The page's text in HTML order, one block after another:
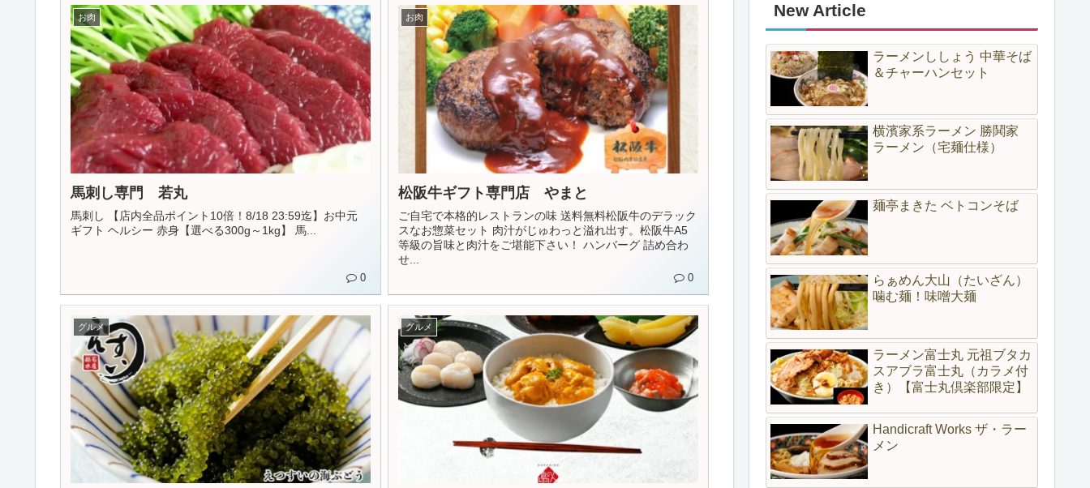
お肉
馬刺し専門 若丸
馬刺し 【店内全品ポイント10倍！8/18 23:59迄】お中元
ギフト ヘルシー 赤身【選べる300g～1kg】 馬...
0
お肉
松阪牛ギフト専門店 やまと
ご自宅で本格的レストランの味 送料無料松阪牛のデラック
スなお惣菜セット 肉汁がじゅわっと溢れ出す。松阪牛A5
等級の旨味と肉汁をご堪能下さい！ ハンバーグ 詰め合わ
せ...
0
グルメ グルメ
New Article
ラーメンししょう 中華そば
＆チャーハンセット
横濱家系ラーメン 勝鬨家
ラーメン（宅麺仕様）
麺亭まきた ベトコンそば
らぁめん大山（たいざん）
噛む麺！味噌大麺
ラーメン富士丸 元祖ブタカ
スアブラ富士丸（カラメ付
き）【富士丸倶楽部限定】
Handicraft Works ザ・ラー
メン